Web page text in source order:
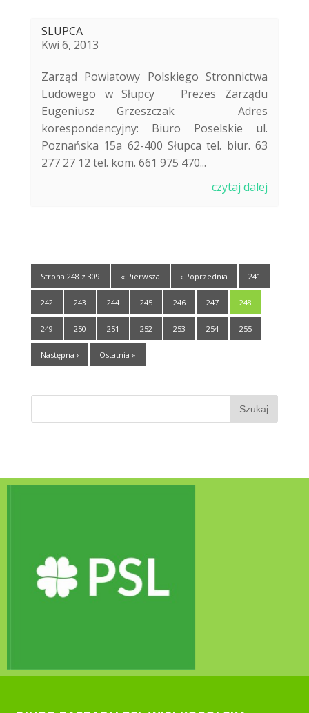
SLUPCA
Kwi 6, 2013
Zarząd Powiatowy Polskiego Stronnictwa
Ludowego w Słupcy Prezes Zarządu
Eugeniusz Grzeszczak Adres
korespondencyjny: Biuro Poselskie ul.
Poznańska 15a 62-400 Słupca tel. biur. 63
277 27 12 tel. kom. 661 975 470...
czytaj dalej
Strona 248 z 309 « Pierwsza ‹ Poprzednia 241
242 243 244 245 246 247 248
249 250 251 252 253 254 255
Następna › Ostatnia »